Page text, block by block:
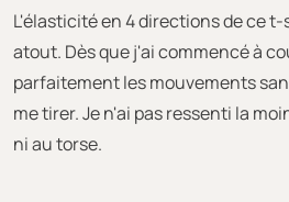
L'élasticité en 4 directions de ce
atout. Dès que j'ai commencé à
parfaitement les mouvements
me tirer. Je n'ai pas ressenti la
ni au torse.